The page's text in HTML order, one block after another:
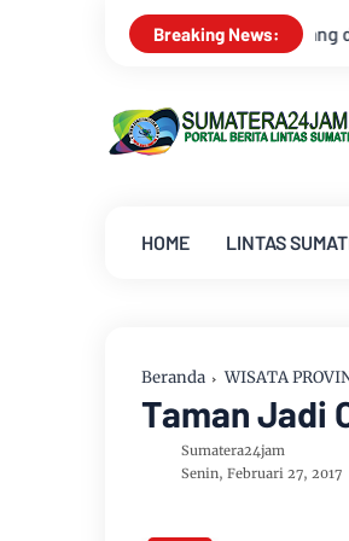
Breaking News:
di Sejumlah Wilayah Terganggu
HOME LINTAS
Beranda WISATA
Taman Jadi
Sumatera24jam
Senin, Februari 27, 2017